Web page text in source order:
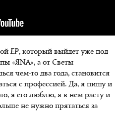
EP, который выйдет уже под
«ЯNA», а от Светы
чем-то два года, становится
с профессией. Да, я пишу и
я его люблю, я в нем расту и
не нужно прятаться за